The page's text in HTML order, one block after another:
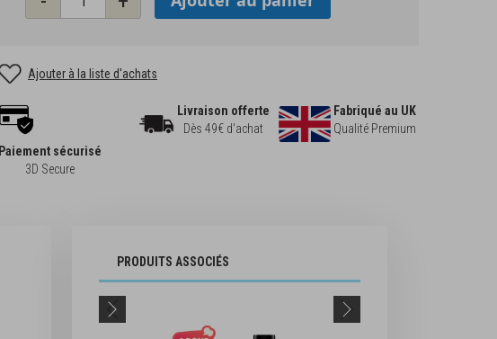
Ajouter à la liste d'achats
Paiement sécurisé
3D Secure
Livraison offerte
Dès 49€ d'achat
Fabriqué au UK
Qualité Premium
PRODUITS ASSOCIÉS